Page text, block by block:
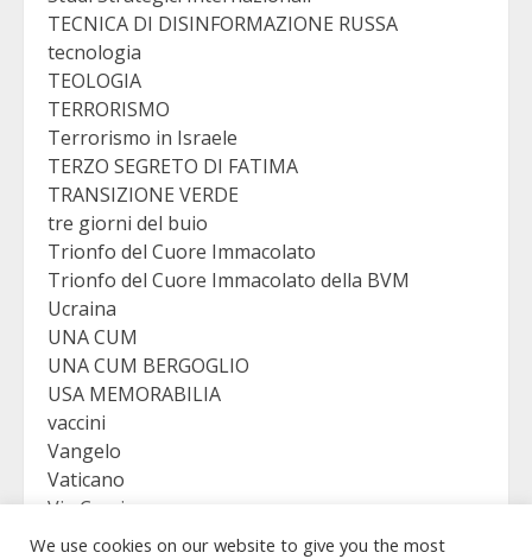
TECNICA DI DISINFORMAZIONE RUSSA
tecnologia
TEOLOGIA
TERRORISMO
Terrorismo in Israele
TERZO SEGRETO DI FATIMA
TRANSIZIONE VERDE
tre giorni del buio
Trionfo del Cuore Immacolato
Trionfo del Cuore Immacolato della BVM
Ucraina
UNA CUM
UNA CUM BERGOGLIO
USA MEMORABILIA
vaccini
Vangelo
Vaticano
Via Crucis
VICTORY
We use cookies on our website to give you the most